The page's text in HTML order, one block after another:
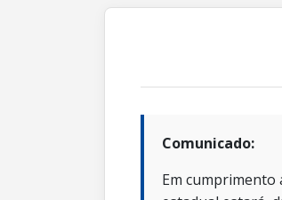
Comunicado:
Em cumprimento